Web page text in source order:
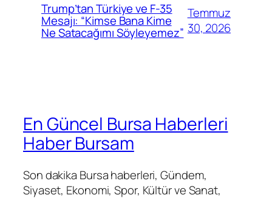
Trump’tan Türkiye ve F-35
Mesajı: “Kimse Bana Kime
Ne Satacağımı Söyleyemez”
Temmuz
30, 2026
En Güncel Bursa Haberleri
Haber Bursam
Son dakika Bursa haberleri, Gündem,
Siyaset, Ekonomi, Spor, Kültür ve Sanat,